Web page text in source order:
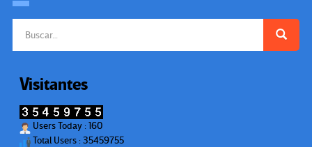
Visitantes
Users Today : 160
Total Users : 35459755